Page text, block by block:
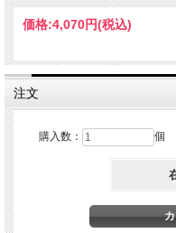
価格:4,070円(税込)
注文
購入数： 個